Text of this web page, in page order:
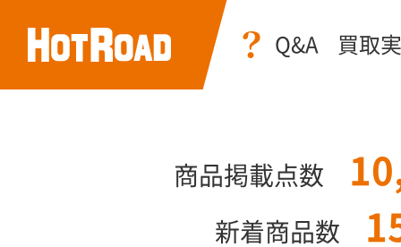
Q&A 買取
商品掲載点数
新着商品数